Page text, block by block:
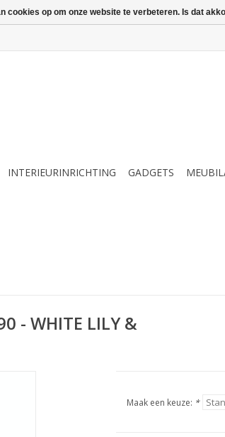
INTERIEURINRICHTING GADGETS
- WHITE LILY &
Maak een keuze: *
cookies op om onze website te verbeteren. Is dat